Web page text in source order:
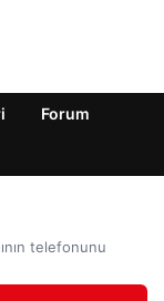
Forum
telefonunu